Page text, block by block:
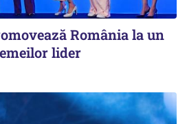
România la un
lider